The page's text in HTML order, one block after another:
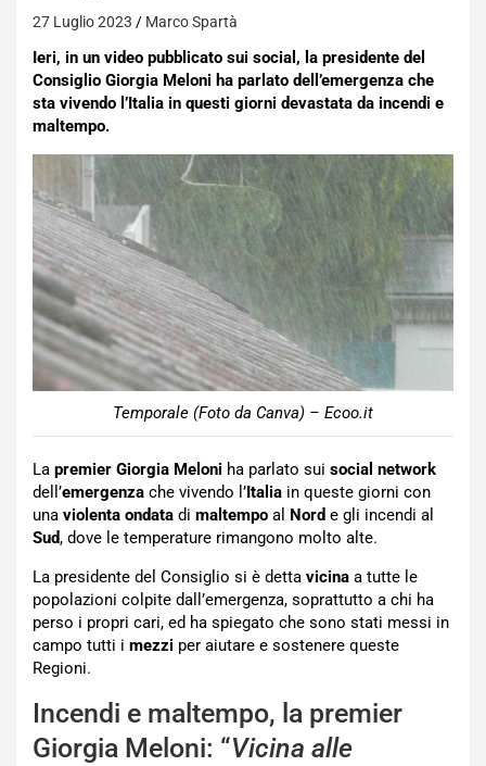
27 Luglio 2023 Marco Spartà
Ieri, in un video pubblicato sui social, la presidente del
Consiglio Giorgia Meloni ha parlato dell’emergenza che
sta vivendo l’Italia in questi giorni devastata da incendi e
maltempo.
Temporale (Foto da Canva) – Ecoo.it
La premier Giorgia Meloni ha parlato sui social network
dell’emergenza che vivendo l’Italia in queste giorni con
una violenta ondata di maltempo al Nord e gli incendi al
Sud, dove le temperature rimangono molto alte.
La presidente del Consiglio si è detta vicina a tutte le
popolazioni colpite dall’emergenza, soprattutto a chi ha
perso i propri cari, ed ha spiegato che sono stati messi in
campo tutti i mezzi per aiutare e sostenere queste
Regioni.
Incendi e maltempo, la premier
Giorgia Meloni: “Vicina alle